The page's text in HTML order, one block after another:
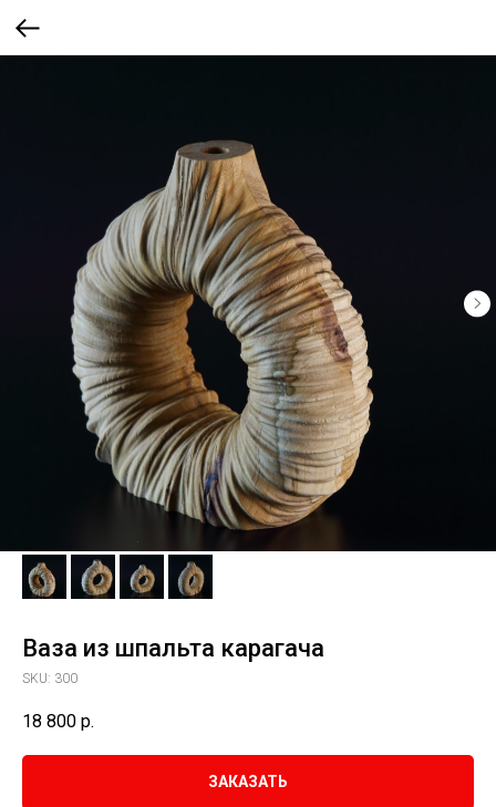
Ваза из шпальта карагача
SKU: 300
18 800 р.
ЗАКАЗАТЬ